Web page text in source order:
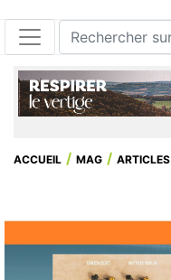
ACCUEIL MAG ARTICLES